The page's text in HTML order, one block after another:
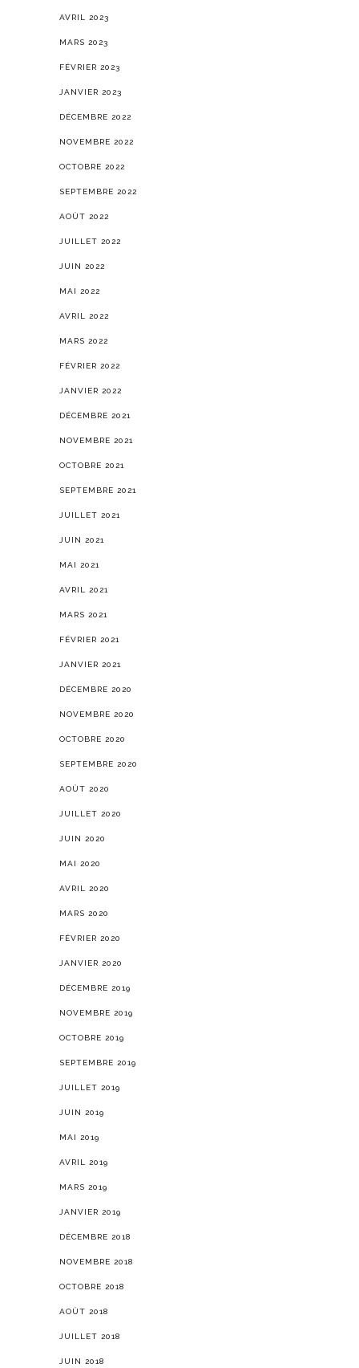
AVRIL 2023
MARS 2023
FÉVRIER 2023
JANVIER 2023
DÉCEMBRE 2022
NOVEMBRE 2022
OCTOBRE 2022
SEPTEMBRE 2022
AOÛT 2022
JUILLET 2022
JUIN 2022
MAI 2022
AVRIL 2022
MARS 2022
FÉVRIER 2022
JANVIER 2022
DÉCEMBRE 2021
NOVEMBRE 2021
OCTOBRE 2021
SEPTEMBRE 2021
JUILLET 2021
JUIN 2021
MAI 2021
AVRIL 2021
MARS 2021
FÉVRIER 2021
JANVIER 2021
DÉCEMBRE 2020
NOVEMBRE 2020
OCTOBRE 2020
SEPTEMBRE 2020
AOÛT 2020
JUILLET 2020
JUIN 2020
MAI 2020
AVRIL 2020
MARS 2020
FÉVRIER 2020
JANVIER 2020
DÉCEMBRE 2019
NOVEMBRE 2019
OCTOBRE 2019
SEPTEMBRE 2019
JUILLET 2019
JUIN 2019
MAI 2019
AVRIL 2019
MARS 2019
JANVIER 2019
DÉCEMBRE 2018
NOVEMBRE 2018
OCTOBRE 2018
AOÛT 2018
JUILLET 2018
JUIN 2018